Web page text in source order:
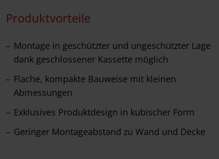
Produktvorteile
Montage in geschützter und ungeschützter Lage
dank geschlossener Kassette möglich
Flache, kompakte Bauweise mit kleinen
Abmessungen
Exklusives Produktdesign in kubischer Form
Geringer Montageabstand zu Wand und Decke